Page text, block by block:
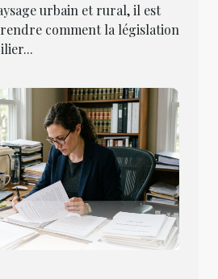
urbain et rural, il est
comment la législation